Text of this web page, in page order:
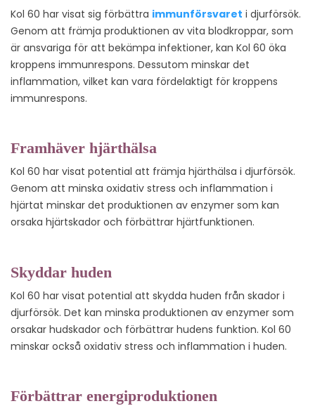
Kol 60 har visat sig förbättra immunförsvaret i djurförsök.
Genom att främja produktionen av vita blodkroppar, som
är ansvariga för att bekämpa infektioner, kan Kol 60 öka
kroppens immunrespons. Dessutom minskar det
inflammation, vilket kan vara fördelaktigt för kroppens
immunrespons.
Framhäver hjärthälsa
Kol 60 har visat potential att främja hjärthälsa i djurförsök.
Genom att minska oxidativ stress och inflammation i
hjärtat minskar det produktionen av enzymer som kan
orsaka hjärtskador och förbättrar hjärtfunktionen.
Skyddar huden
Kol 60 har visat potential att skydda huden från skador i
djurförsök. Det kan minska produktionen av enzymer som
orsakar hudskador och förbättrar hudens funktion. Kol 60
minskar också oxidativ stress och inflammation i huden.
Förbättrar energiproduktionen